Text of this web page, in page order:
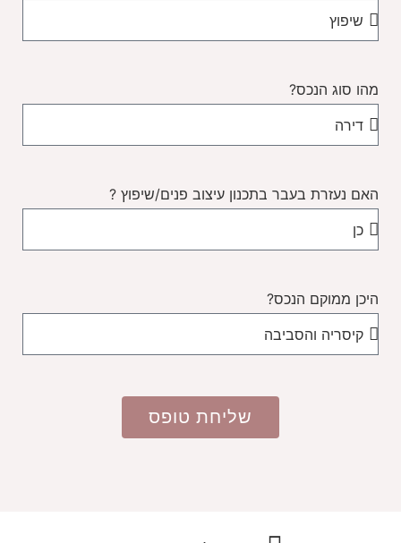
מהו סוג הנכס?
האם נעזרת בעבר בתכנון עיצוב פנים/שיפוץ ?
היכן ממוקם הנכס?
שליחת טופס